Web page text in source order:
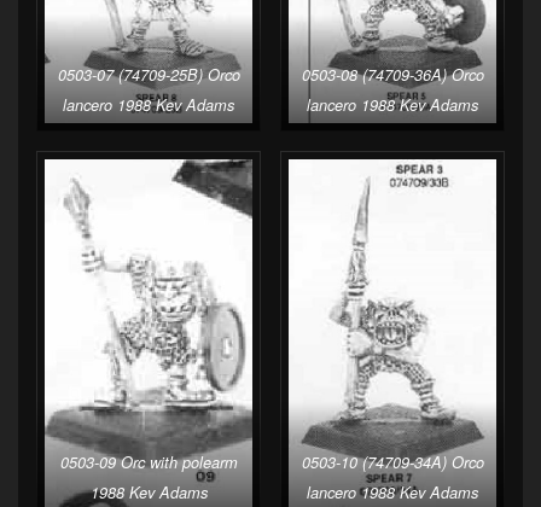
0503-07 (74709-25B) Orco
lancero 1988 Kev Adams
0503-08 (74709-36A) Orco
lancero 1988 Kev Adams
0503-09 Orc with polearm
1988 Kev Adams
0503-10 (74709-34A) Orco
lancero 1988 Kev Adams